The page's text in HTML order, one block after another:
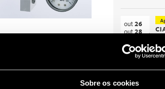
Sobre os cookies
out 26
out28